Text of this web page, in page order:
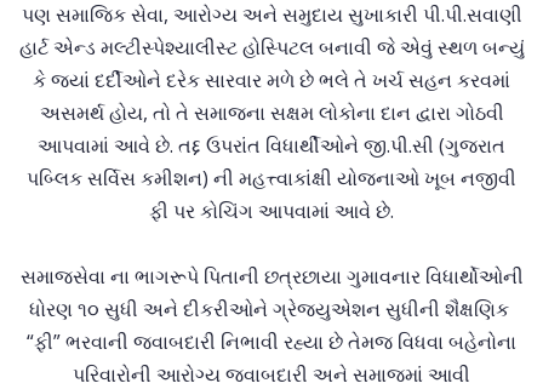
પણ સમાજિક સેવા, આરોગ્ય અને સમુદાય સુખાકારી પી.પી.સવાણી
હાર્ટ એન્ડ મલ્ટીસ્પેશ્યાલીસ્ટ હોસ્પિટલ બનાવી જે એવું સ્થળ બન્યું
કે જ્યાં દર્દીઓને દરેક સારવાર મળે છે ભલે તે ખર્ચ સહન કરવમાં
અસમર્થ હોય, તો તે સમાજના સક્ષમ લોકોના દાન દ્વારા ગોઠવી
આપવામાં આવે છે. તદ્દ ઉપરાંત વિધાર્થીઓને જી.પી.સી (ગુજરાત
પબ્લિક સર્વિસ કમીશન) ની મહત્ત્વાકાંક્ષી યોજનાઓ ખૂબ નજીવી
ફી પર કોચિંગ આપવામાં આવે છે.
સમાજસેવા ના ભાગરૂપે પિતાની છત્રછાયા ગુમાવનાર વિધાર્થોઓની
ધોરણ ૧૦ સુધી અને દીકરીઓને ગ્રેજયુએશન સુધીની શૈક્ષણિક
“ફી” ભરવાની જવાબદારી નિભાવી રહ્યા છે તેમજ વિધવા બહેનોના
પરિવારોની આરોગ્ય જવાબદારી અને સમાજમાં આવી